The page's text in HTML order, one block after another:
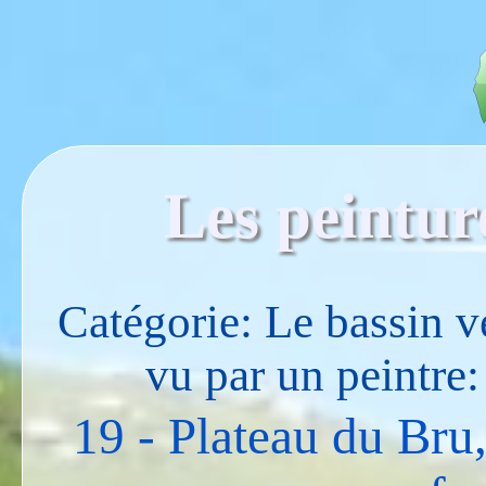
Les
Catégorie: Le bassin
vu par un
19 - Plateau du